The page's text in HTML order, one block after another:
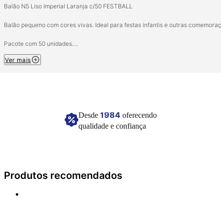
Balão N5 Liso Imperial Laranja c/50 FESTBALL
Balão pequeno com cores vivas. Ideal para festas infantis e outras
Pacote com 50 unidades.
Tamanho: 5 pol (12,7cm).
Material: Látex natural.
Ver mais
Desde 1984oferecendo
qualidade e confiança
Produtos recomendados